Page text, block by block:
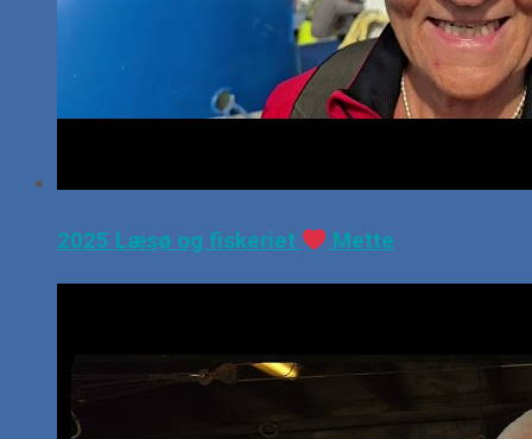
2025 Læsø og fiskeriet Mette